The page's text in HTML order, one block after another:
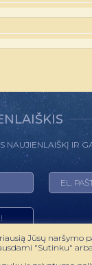
NAUJIENLAIŠKĮ IR
VISOS
Jūsų naršymo
"Sutinku"